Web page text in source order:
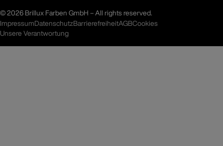
©2026 Brillux Farben GmbH – All rights reserved.
ImpressumDatenschutzBarrierefreiheitAGBCookies
Unsere Verantwortung